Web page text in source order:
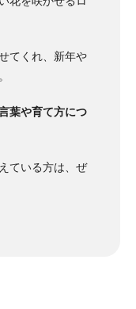
てくれ、新年や
葉や育て方につ
ている方は、ぜ